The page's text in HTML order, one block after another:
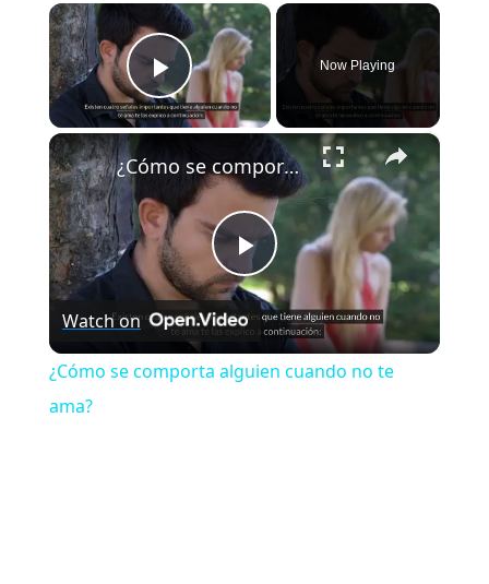
×
Play Video
Now Playing
×
Play
Video
¿Cómo se comporta alguien cuando no te ama?
Watch on
¿Cómo se comporta alguien cuando no te
ama?